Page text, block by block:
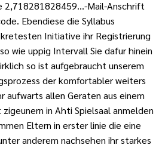
2,718281828459…-Mail-Anschrift
Ebendiese die Syllabus
Initiative ihr Registrierung
wie uppig Intervall Sie dafur hinein
so ist aufgebraucht unserem
der komfortabler weiters
aufwarts allen Geraten aus einem
in Ahti Spielsaal anmelden
Eltern in erster linie die eine
anderem nachsehen ihr starkes